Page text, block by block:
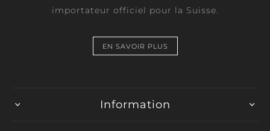
importateur officiel pour la Suisse.
EN SAVOIR PLUS
Information